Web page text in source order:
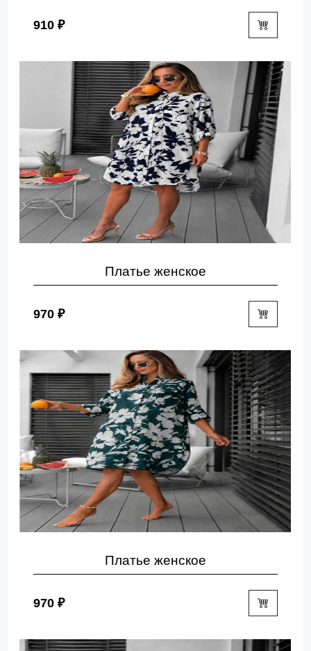
910 ₽
Платье женское
970 ₽
Платье женское
970 ₽